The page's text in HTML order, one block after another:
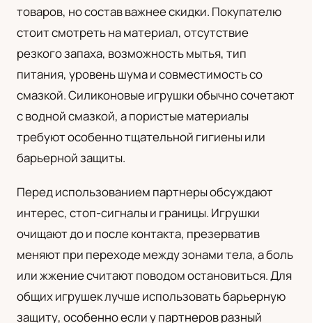
товаров, но состав важнее скидки. Покупателю
стоит смотреть на материал, отсутствие
резкого запаха, возможность мытья, тип
питания, уровень шума и совместимость со
смазкой. Силиконовые игрушки обычно сочетают
с водной смазкой, а пористые материалы
требуют особенно тщательной гигиены или
барьерной защиты.
Перед использованием партнеры обсуждают
интерес, стоп-сигналы и границы. Игрушки
очищают до и после контакта, презерватив
меняют при переходе между зонами тела, а боль
или жжение считают поводом остановиться. Для
общих игрушек лучше использовать барьерную
защиту, особенно если у партнеров разный